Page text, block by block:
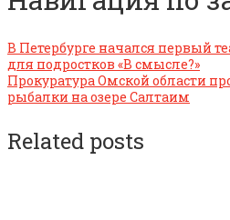
В Петербурге начался первый
для подростков «В смысле?»
Прокуратура Омской области
рыбалки на озере Салтаим
Related posts